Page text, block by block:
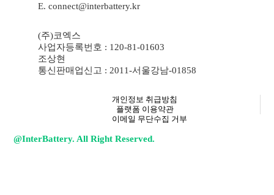
E. connect@interbattery.kr
(주)코엑스
사업자등록번호 : 120-81-01603
조상현
통신판매업신고 : 2011-서울강남-01858
개인정보 취급방침
플랫폼 이용약관
이메일 무단수집 거부
@InterBattery. All Right Reserved.